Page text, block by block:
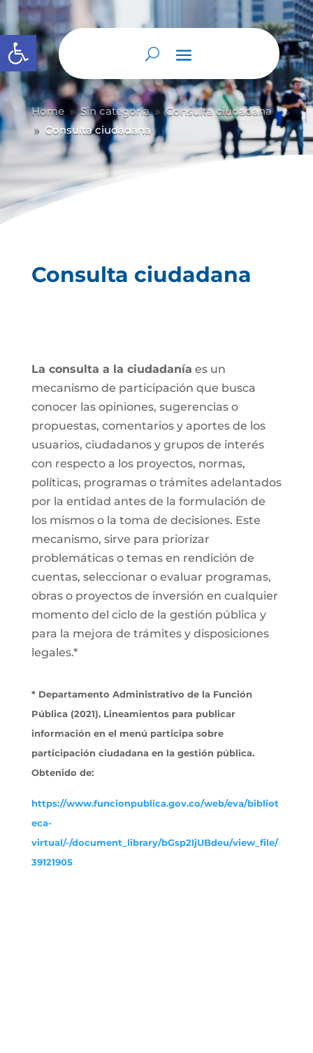
Abrir barra de herramientas
Home 9 Sin categoría 9 Consulta ciudadana
9 Consulta ciudadana
Consulta ciudadana
La consulta a la ciudadanía es un
mecanismo de participación que busca
conocer las opiniones, sugerencias o
propuestas, comentarios y aportes de los
usuarios, ciudadanos y grupos de interés
con respecto a los proyectos, normas,
políticas, programas o trámites adelantados
por la entidad antes de la formulación de
los mismos o la toma de decisiones. Este
mecanismo, sirve para priorizar
problemáticas o temas en rendición de
cuentas, seleccionar o evaluar programas,
obras o proyectos de inversión en cualquier
momento del ciclo de la gestión pública y
para la mejora de trámites y disposiciones
legales.*
* Departamento Administrativo de la Función
Pública (2021). Lineamientos para publicar
información en el menú participa sobre
participación ciudadana en la gestión pública.
Obtenido de:
https://www.funcionpublica.gov.co/web/eva/bibliot
eca-
virtual/-/document_library/bGsp2IjUBdeu/view_file/
39121905